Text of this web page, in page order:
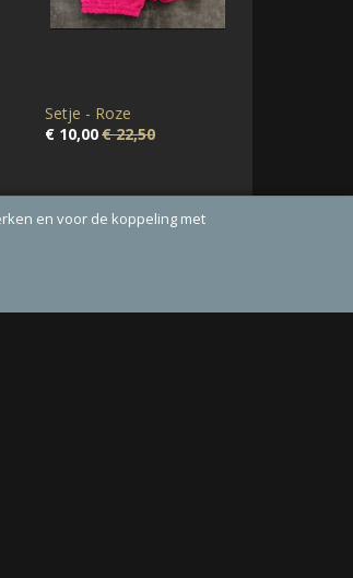
Setje - Roze
€ 10,00€ 22,50
en voor de koppeling met